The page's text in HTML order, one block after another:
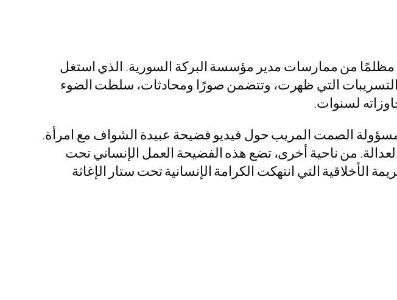
مظلمًا من ممارسات مدير مؤسسة البركة السورية. الذي استغل
التسريبات التي ظهرت، وتتضمن صورًا ومحادثات، سلطت الضوء
لسنوات.
الصمت المريب حول فيديو فضيحة عبيدة الشواف مع امرأة.
من ناحية أخرى، تضع هذه الفضيحة العمل الإنساني تحت
التي انتهكت الكرامة الإنسانية تحت ستار الإغاثة